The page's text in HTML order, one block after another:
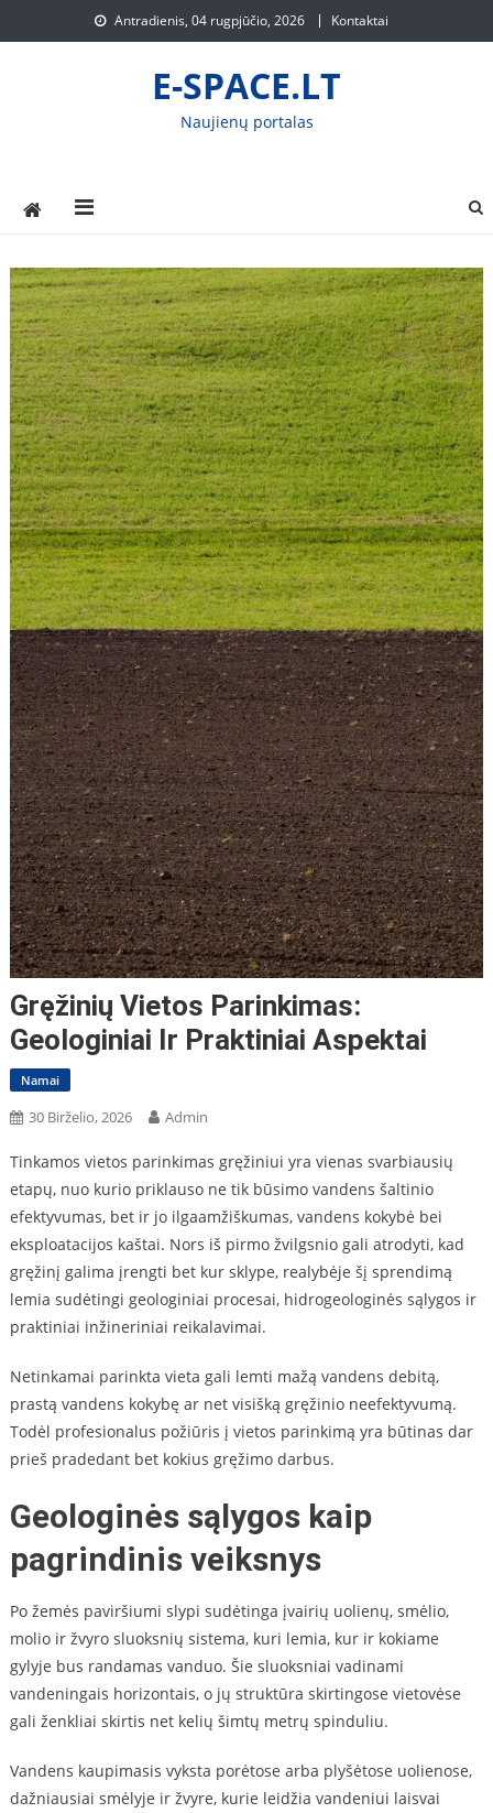
to
Antradienis, 04 rugpjūčio, 2026 Kontaktai
E-SPACE.LT
Naujienų portalas
Gręžinių Vietos Parinkimas:
Geologiniai Ir Praktiniai Aspektai
Namai
30 Birželio, 2026 Admin
Tinkamos vietos parinkimas gręžiniui yra vienas svarbiausių
etapų, nuo kurio priklauso ne tik būsimo vandens šaltinio
efektyvumas, bet ir jo ilgaamžiškumas, vandens kokybė bei
eksploatacijos kaštai. Nors iš pirmo žvilgsnio gali atrodyti, kad
gręžinį galima įrengti bet kur sklype, realybėje šį sprendimą
lemia sudėtingi geologiniai procesai, hidrogeologinės sąlygos ir
praktiniai inžineriniai reikalavimai.
Netinkamai parinkta vieta gali lemti mažą vandens debitą,
prastą vandens kokybę ar net visišką gręžinio neefektyvumą.
Todėl profesionalus požiūris į vietos parinkimą yra būtinas dar
prieš pradedant bet kokius gręžimo darbus.
Geologinės sąlygos kaip
pagrindinis veiksnys
Po žemės paviršiumi slypi sudėtinga įvairių uolienų, smėlio,
molio ir žvyro sluoksnių sistema, kuri lemia, kur ir kokiame
gylyje bus randamas vanduo. Šie sluoksniai vadinami
vandeningais horizontais, o jų struktūra skirtingose vietovėse
gali ženkliai skirtis net kelių šimtų metrų spinduliu.
Vandens kaupimasis vyksta porėtose arba plyšėtose uolienose,
dažniausiai smėlyje ir žvyre, kurie leidžia vandeniui laisvai